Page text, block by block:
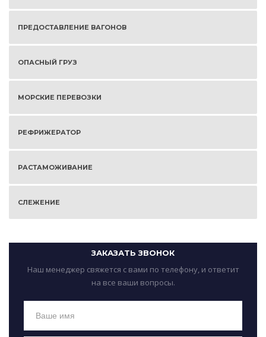
ПРЕДОСТАВЛЕНИЕ ВАГОНОВ
ОПАСНЫЙ ГРУЗ
МОРСКИЕ ПЕРЕВОЗКИ
РЕФРИЖЕРАТОР
РАСТАМОЖИВАНИЕ
СЛЕЖЕНИЕ
ЗАКАЗАТЬ ЗВОНОК
Наш менеджер свяжется с вами по телефону, и ответит
на все ваши вопросы.